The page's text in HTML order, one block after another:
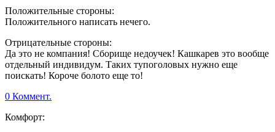
Положительные стороны:
Положительного написать нечего.
Отрицательные стороны:
Да это не компания! Сборище недоучек! Кашкарев это вообще
отдельный индивидум. Таких тупоголовых нужно еще
поискать! Короче болото еще то!
0 Коммент.
Комфорт: